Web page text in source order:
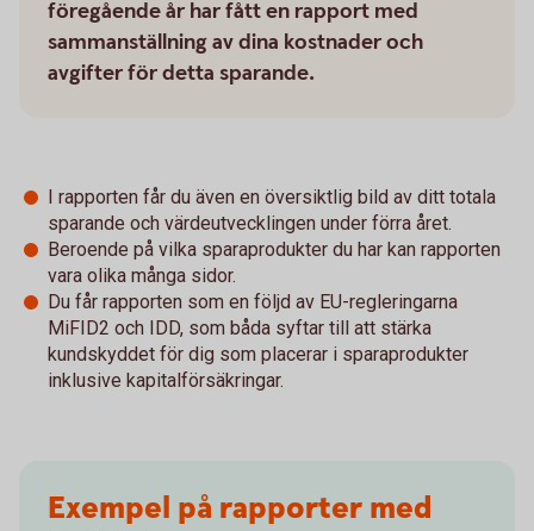
föregående år har fått en rapport med
sammanställning av dina kostnader och
avgifter för detta sparande.
I rapporten får du även en översiktlig bild av ditt totala
sparande och värdeutvecklingen under förra året.
Beroende på vilka sparaprodukter du har kan rapporten
vara olika många sidor.
Du får rapporten som en följd av EU-regleringarna
MiFID2 och IDD, som båda syftar till att stärka
kundskyddet för dig som placerar i sparaprodukter
inklusive kapitalförsäkringar.
Exempel på rapporter med